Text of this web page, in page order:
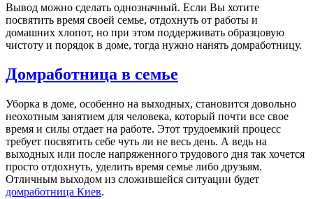
Вывод можно сделать однозначный. Если Вы хотите
посвятить время своей семье, отдохнуть от работы и
домашних хлопот, но при этом поддерживать образцовую
чистоту и порядок в доме, тогда нужно нанять домработницу.
Домработница в семье
Уборка в доме, особенно на выходных, становится довольно
неохотным занятием для человека, который почти все свое
время и силы отдает на работе. Этот трудоемкий процесс
требует посвятить себе чуть ли не весь день. А ведь на
выходных или после напряженного трудового дня так хочется
просто отдохнуть, уделить время семье либо друзьям.
Отличным выходом из сложившейся ситуации будет
домработница Киев.